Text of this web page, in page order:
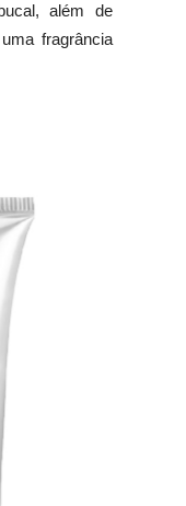
além de
fragrância